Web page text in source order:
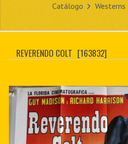
MIS DATOS
CONTACTO
CUSTOM PDF
Catálogo Westerns
REVERENDO COLT [163832]